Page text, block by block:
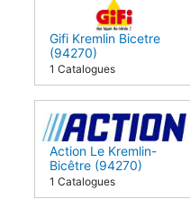
Gifi Kremlin Bicetre
(94270)
1 Catalogues
Action Le Kremlin-
Bicêtre (94270)
1 Catalogues